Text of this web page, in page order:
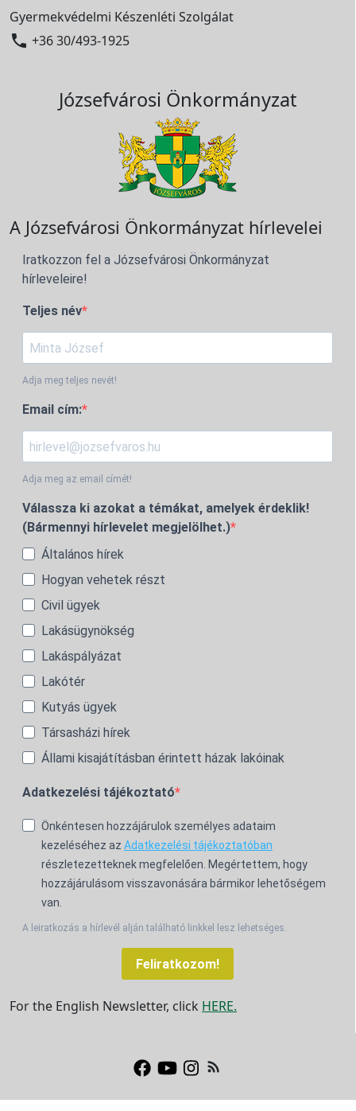
Gyermekvédelmi Készenléti Szolgálat
 +36 30/493-1925
Józsefvárosi Önkormányzat
A Józsefvárosi Önkormányzat hírlevelei
Iratkozzon fel a Józsefvárosi Önkormányzat
hírleveleire!
Teljes név
Adja meg teljes nevét!
Email cím:
Adja meg az email címét!
Válassza ki azokat a témákat, amelyek érdeklik!
(Bármennyi hírlevelet megjelölhet.)
Általános hírek
Hogyan vehetek részt
Civil ügyek
Lakásügynökség
Lakáspályázat
Lakótér
Kutyás ügyek
Társasházi hírek
Állami kisajátításban érintett házak lakóinak
Adatkezelési tájékoztató
Önkéntesen hozzájárulok személyes adataim
kezeléséhez az Adatkezelési tájékoztatóban
részletezetteknek megfelelően. Megértettem, hogy
hozzájárulásom visszavonására bármikor lehetőségem
van.
A leiratkozás a hírlevél alján található linkkel lesz lehetséges.
Feliratkozom!
For the English Newsletter, click HERE.
